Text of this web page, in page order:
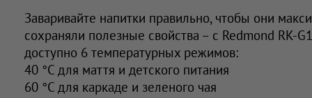
Заваривайте напитки правильно, чтобы они
сохраняли полезные свойства – с Redmond RK-
доступно 6 температурных режимов:
40 °С для маття и детского питания
60 °С для каркаде и зеленого чая